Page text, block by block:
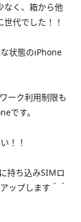
なく、箱から他
代でした！！
状態のiPhone
ーク利用制限も
です。
！！
持ち込みSIMロ
ップします＾＾